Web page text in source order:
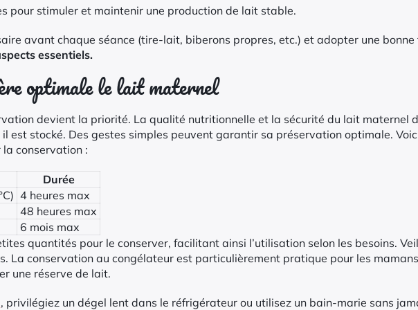
pour stimuler et maintenir une production de lait stable.
avant chaque séance (tire-lait, biberons propres, etc.) et adopter une bonne
essentiels.
optimale le lait maternel
devient la priorité. La qualité nutritionnelle et la sécurité du lait maternel
est stocké. Des gestes simples peuvent garantir sa préservation optimale.
conservation :
Durée
4 heures max
48 heures max
6 mois max
quantités pour le conserver, facilitant ainsi l’utilisation selon les besoins.
La conservation au congélateur est particulièrement pratique pour les
une réserve de lait.
, privilégiez un dégel lent dans le réfrigérateur ou utilisez un bain-marie sans